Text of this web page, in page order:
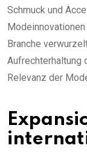
Schmuck und
Branche
Aufrechterhaltung
Relevanz der